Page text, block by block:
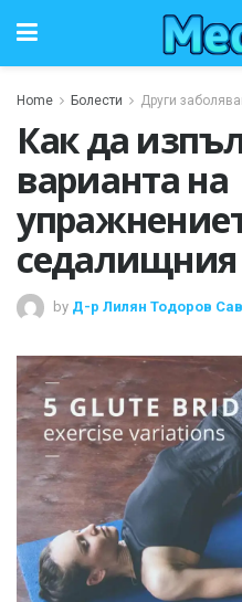
Home Болести Други
Как да
варианта на
седалищния
by Д-р Лилян Тодоров